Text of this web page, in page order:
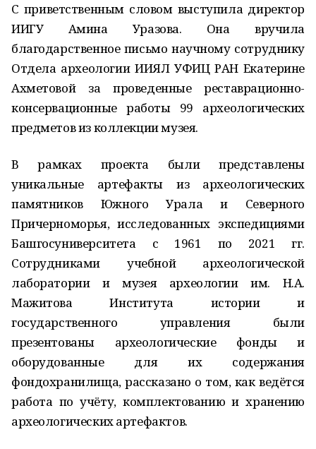
С приветственным словом выступила директор
ИИГУ Амина Уразова. Она вручила
благодарственное письмо научному сотруднику
Отдела археологии ИИЯЛ УФИЦ РАН Екатерине
Ахметовой за проведенные реставрационно-
консервационные работы 99 археологических
предметов из коллекции музея.
В рамках проекта были представлены
уникальные артефакты из археологических
памятников Южного Урала и Северного
Причерноморья, исследованных экспедициями
Башгосуниверситета с 1961 по 2021 гг.
Сотрудниками учебной археологической
лаборатории и музея археологии им. Н.А.
Мажитова Института истории и
государственного управления были
презентованы археологические фонды и
оборудованные для их содержания
фондохранилища, рассказано о том, как ведётся
работа по учёту, комплектованию и хранению
археологических артефактов.